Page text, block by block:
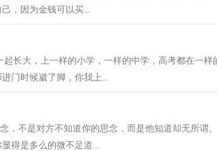
，因为金钱可以买...
长大，上一样的小学，一样的中学，高考都在一样
门时候崴了脚，你我上...
，不是对方不知道你的思念，而是他知道却无所谓
得是多么的微不足道...